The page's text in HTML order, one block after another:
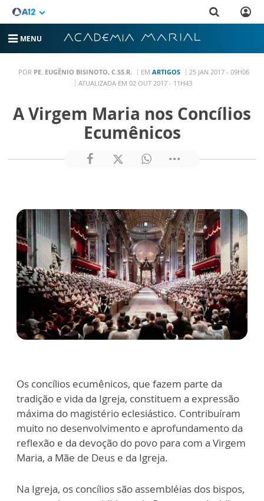
MENU
POR PE. EUGÊNIO BISINOTO, C.SS.R. EM ARTIGOS
25 JAN 2017 - 09H06
ATUALIZADA EM 02 OUT 2017 - 11H43
A Virgem Maria nos Concílios
Ecumênicos
Os concílios ecumênicos, que fazem parte da
tradição e vida da Igreja, constituem a expressão
máxima do magistério eclesiástico. Contribuíram
muito no desenvolvimento e aprofundamento da
reflexão e da devoção do povo para com a Virgem
Maria, a Mãe de Deus e da Igreja.
Na Igreja, os concílios são assembléias dos bispos,